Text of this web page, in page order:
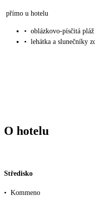
přímo u hotelu
• oblázkovo-písčitá
• lehátka a slunečníky
O hotelu
Středisko
• Kommeno